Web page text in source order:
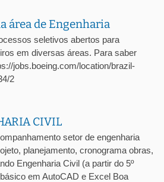
área de Engenharia
seletivos abertos para
em diversas áreas. Para saber
jobs.boeing.com/location/brazil-
2
CIVIL
setor de engenharia
planejamento, cronograma obras,
Engenharia Civil (a partir do 5º
em AutoCAD e Excel Boa